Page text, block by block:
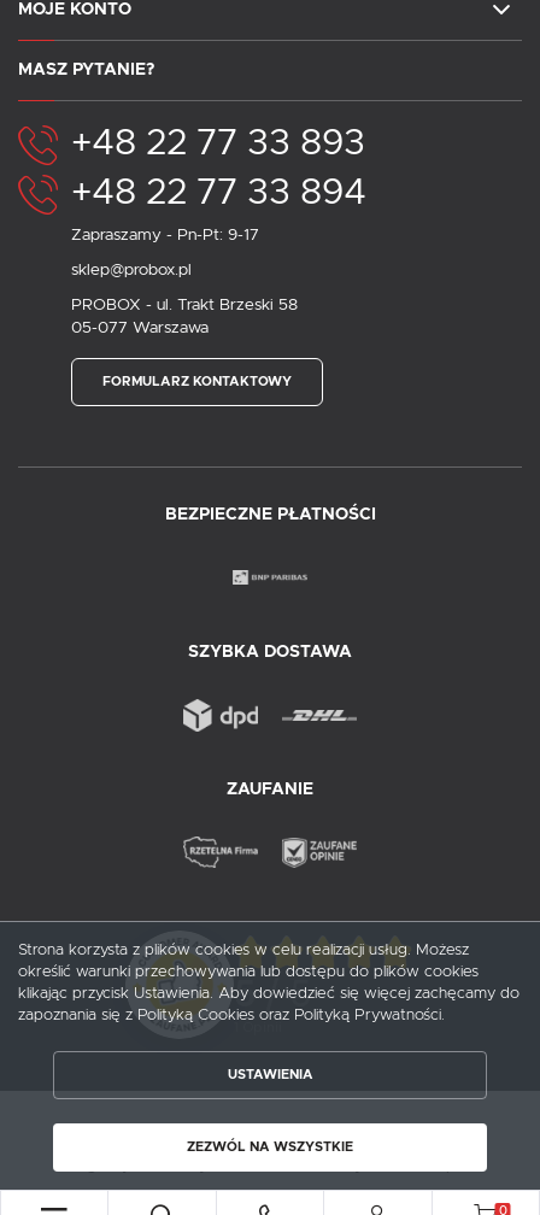
MOJE KONTO
MASZ PYTANIE?
+48 22 77 33 893
+48 22 77 33 894
Zapraszamy - Pn-Pt: 9-17
sklep@probox.pl
PROBOX - ul. Trakt Brzeski 58
05-077 Warszawa
FORMULARZ KONTAKTOWY
BEZPIECZNE PŁATNOŚCI
SZYBKA DOSTAWA
ZAUFANIE
5/ 5
Copyright by probox.pl
0
Strona korzysta z plików cookies w celu realizacji usług. Możesz
określić warunki przechowywania lub dostępu do plików cookies
klikając przycisk Ustawienia. Aby dowiedzieć się więcej zachęcamy do
zapoznania się z Polityką Cookies oraz Polityką Prywatności.
USTAWIENIA
ZEZWÓL NA WSZYSTKIE